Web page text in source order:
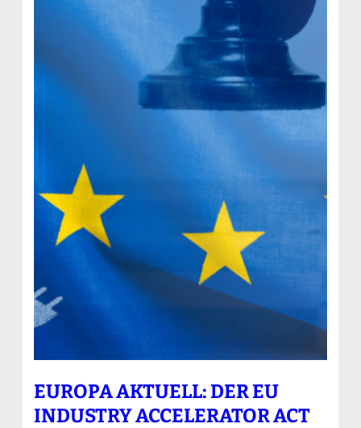
EUROPA AKTUELL: DER EU
INDUSTRY ACCELERATOR ACT